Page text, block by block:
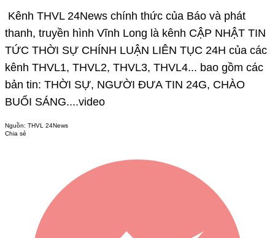
Kênh THVL 24News chính thức của Báo và phát
thanh, truyền hình Vĩnh Long là kênh CẬP NHẬT TIN
TỨC THỜI SỰ CHÍNH LUẬN LIÊN TỤC 24H của các
kênh THVL1, THVL2, THVL3, THVL4... bao gồm các
bản tin: THỜI SỰ, NGƯỜI ĐƯA TIN 24G, CHÀO
BUỔI SÁNG....video
Nguồn: THVL 24News
Chia sẻ